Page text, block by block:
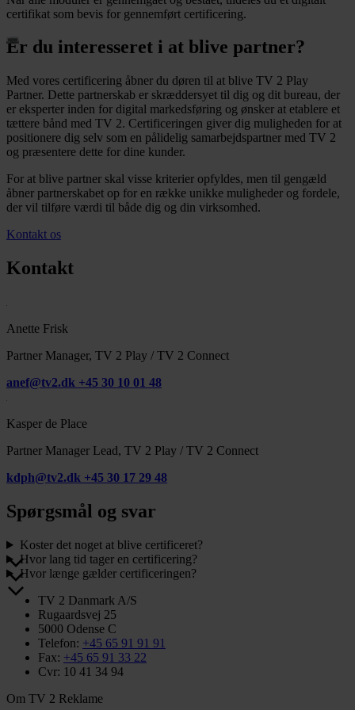
certifikat som bevis for gennemført certificering.
Er du interesseret i at blive partner?
Med vores certificering åbner du døren til at blive TV 2 Play
Partner. Dette partnerskab er skræddersyet til dig og dit bureau, der
er eksperter inden for digital markedsføring og ønsker at etablere et
tættere bånd med TV 2. Certificeringen giver dig muligheden for at
positionere dig selv som en pålidelig samarbejdspartner med TV 2
og præsentere dette for dine kunder.
For at blive partner skal visse kriterier opfyldes, men til gengæld
åbner partnerskabet op for en række unikke muligheder og fordele,
der vil tilføre værdi til både dig og din virksomhed.
Kontakt os
Kontakt
Anette Frisk
Partner Manager, TV 2 Play / TV 2 Connect
anef@tv2.dk +45 30 10 01 48
Kasper de Place
Partner Manager Lead, TV 2 Play / TV 2 Connect
kdph@tv2.dk +45 30 17 29 48
Spørgsmål og svar
Koster det noget at blive certificeret?
Hvor lang tid tager en certificering?
Hvor længe gælder certificeringen?
TV 2 Danmark A/S
Rugaardsvej 25
5000 Odense C
Telefon: +45 65 91 91 91
Fax: +45 65 91 33 22
Cvr: 10 41 34 94
Om TV 2 Reklame